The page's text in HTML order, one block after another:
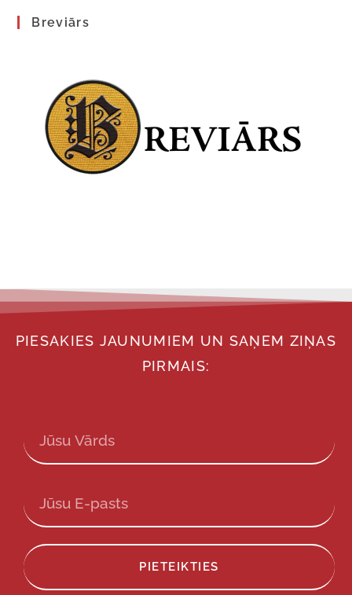
Breviārs
PIESAKIES JAUNUMIEM UN SAŅEM ZIŅAS
PIRMAIS:
PIETEIKTIES